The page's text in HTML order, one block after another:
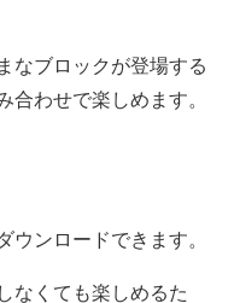
なブロックが登場する
合わせで楽しめます。
ウンロードできます。
なくても楽しめるた